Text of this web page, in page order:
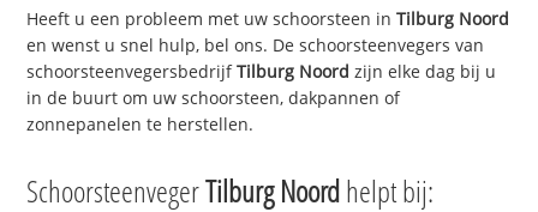
Heeft u een probleem met uw schoorsteen inTilburg Noord
en wenst u snel hulp, bel ons. De schoorsteenvegers van
schoorsteenvegersbedrijfTilburg Noord zijn elke dag bij u
in de buurt om uw schoorsteen, dakpannen of
zonnepanelen te herstellen.
SchoorsteenvegerTilburg Noordhelpt bij: